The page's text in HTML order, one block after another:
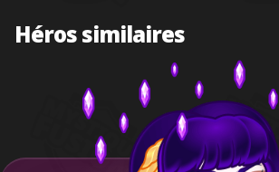
Héros similaires